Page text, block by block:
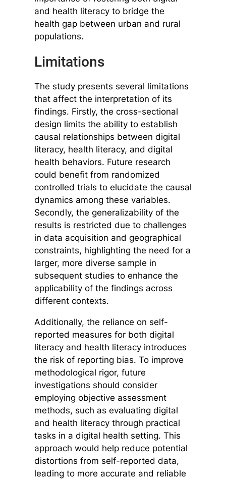
and health literacy to bridge the
health gap between urban and rural
populations.
Limitations
The study presents several limitations
that affect the interpretation of its
findings. Firstly, the cross-sectional
design limits the ability to establish
causal relationships between digital
literacy, health literacy, and digital
health behaviors. Future research
could benefit from randomized
controlled trials to elucidate the causal
dynamics among these variables.
Secondly, the generalizability of the
results is restricted due to challenges
in data acquisition and geographical
constraints, highlighting the need for a
larger, more diverse sample in
subsequent studies to enhance the
applicability of the findings across
different contexts.
Additionally, the reliance on self-
reported measures for both digital
literacy and health literacy introduces
the risk of reporting bias. To improve
methodological rigor, future
investigations should consider
employing objective assessment
methods, such as evaluating digital
and health literacy through practical
tasks in a digital health setting. This
approach would help reduce potential
distortions from self-reported data,
leading to more accurate and reliable